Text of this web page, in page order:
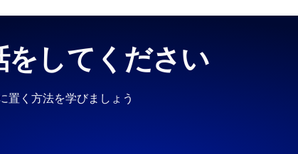
をしてください
置く方法を学びましょう